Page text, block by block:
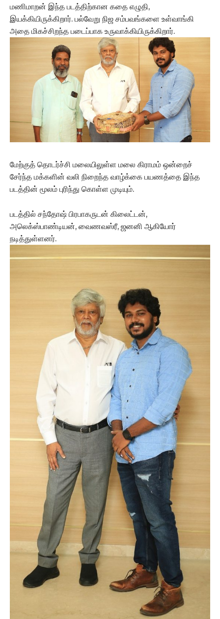
மணிமாறன் இந்த படத்திற்கான கதை எழுதி,
இயக்கியிருக்கிறார். பல்வேறு நிஜ சம்பவங்களை உள்வாங்கி
அதை மிகச்சிறந்த படைப்பாக உருவாக்கியிருக்கிறார்.
மேற்குத் தொடர்ச்சி மலையிலுள்ள மலை கிராமம் ஒன்றைச்
சேர்ந்த மக்களின் வலி நிறைந்த வாழ்க்கை பயணத்தை இந்த
படத்தின் மூலம் புரிந்து கொள்ள முடியும்.
படத்தில் சந்தோஷ் பிரபாகருடன் கிலைட்டன்,
அலெக்ஸ்பாண்டியன், வைணவஸ்ரீ, ஜனனி ஆகியோர்
நடித்துள்ளனர்.